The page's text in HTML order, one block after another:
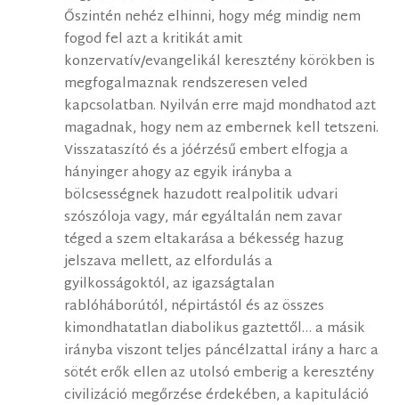
Őszintén nehéz elhinni, hogy még mindig nem
fogod fel azt a kritikát amit
konzervatív/evangelikál keresztény körökben is
megfogalmaznak rendszeresen veled
kapcsolatban. Nyilván erre majd mondhatod azt
magadnak, hogy nem az embernek kell tetszeni.
Visszataszító és a jóérzésű embert elfogja a
hányinger ahogy az egyik irányba a
bölcsességnek hazudott realpolitik udvari
szószóloja vagy, már egyáltalán nem zavar
téged a szem eltakarása a békesség hazug
jelszava mellett, az elfordulás a
gyilkosságoktól, az igazságtalan
rablóháborútól, népirtástól és az összes
kimondhatatlan diabolikus gaztettől… a másik
irányba viszont teljes páncélzattal irány a harc a
sötét erők ellen az utolsó emberig a keresztény
civilizáció megőrzése érdekében, a kapituláció